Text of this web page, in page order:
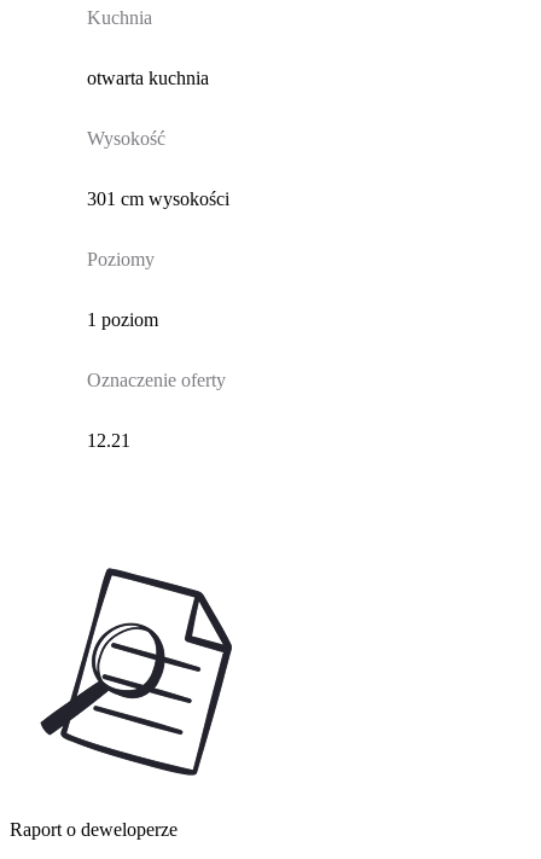
Kuchnia
otwarta kuchnia
Wysokość
301 cm wysokości
Poziomy
1 poziom
Oznaczenie oferty
12.21
Raport o deweloperze